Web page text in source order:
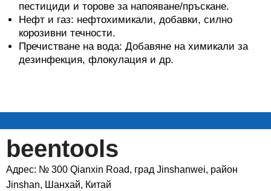
пестициди и торове за напояване/пръскане.
Нефт и газ: нефтохимикали, добавки, силно
корозивни течности.
Пречистване на вода: Добавяне на химикали за
дезинфекция, флокулация и др.
beentools
Адрес: № 300 Qianxin Road, град Jinshanwei, район
Jinshan, Шанхай, Китай